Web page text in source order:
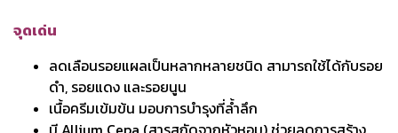
จุดเด่น
ลดเลือนรอยแผลเป็นหลากหลายชนิด สามารถใช้ได้กับรอย
ดำ, รอยแดง และรอยนูน
เนื้อครีมเข้มข้น มอบการบำรุงที่ล้ำลึก